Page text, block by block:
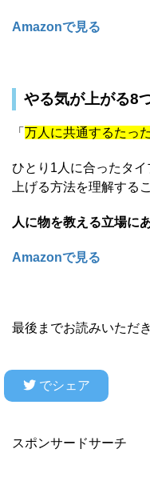
Amazonで見る
やる気が上がる8
「 万人に共通するたっ
ひとり1人に合ったタ
上げる方法を理解する
人に物を教える立場に
Amazonで見る
最後までお読みいただ
でシェア
スポンサードサーチ